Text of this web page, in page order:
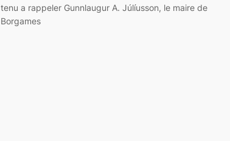
tenu a rappeler Gunnlaugur A. Júlíusson, le maire de
Borgames